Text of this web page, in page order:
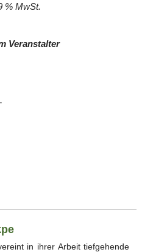
% MwSt.
Veranstalter
in ihrer Arbeit tiefgehende